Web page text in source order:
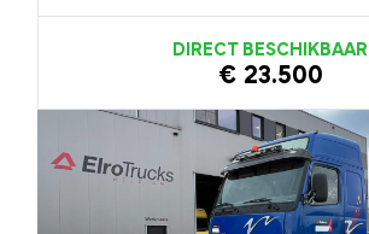
DIRECT BESCHIKBAAR
€ 23.500